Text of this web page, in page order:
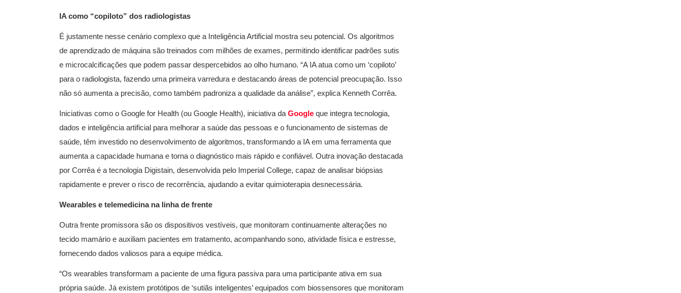
IA como “copiloto” dos radiologistas
É justamente nesse cenário complexo que a Inteligência Artificial mostra seu potencial. Os algoritmos
de aprendizado de máquina são treinados com milhões de exames, permitindo identificar padrões sutis
e microcalcificações que podem passar despercebidos ao olho humano. “A IA atua como um ‘copiloto’
para o radiologista, fazendo uma primeira varredura e destacando áreas de potencial preocupação. Isso
não só aumenta a precisão, como também padroniza a qualidade da análise”, explica Kenneth Corrêa.
Iniciativas como o Google for Health (ou Google Health), iniciativa da Google que integra tecnologia,
dados e inteligência artificial para melhorar a saúde das pessoas e o funcionamento de sistemas de
saúde, têm investido no desenvolvimento de algoritmos, transformando a IA em uma ferramenta que
aumenta a capacidade humana e torna o diagnóstico mais rápido e confiável. Outra inovação destacada
por Corrêa é a tecnologia Digistain, desenvolvida pelo Imperial College, capaz de analisar biópsias
rapidamente e prever o risco de recorrência, ajudando a evitar quimioterapia desnecessária.
Wearables e telemedicina na linha de frente
Outra frente promissora são os dispositivos vestíveis, que monitoram continuamente alterações no
tecido mamário e auxiliam pacientes em tratamento, acompanhando sono, atividade física e estresse,
fornecendo dados valiosos para a equipe médica.
“Os wearables transformam a paciente de uma figura passiva para uma participante ativa em sua
própria saúde. Já existem protótipos de ‘sutiãs inteligentes’ equipados com biossensores que monitoram